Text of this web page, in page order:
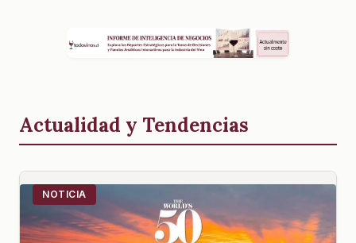
Actualidad y Tendencias
NOTICIA